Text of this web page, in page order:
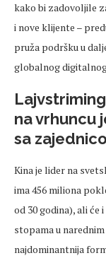
kako bi zadovoljile
i nove klijente –
pruža podršku u
globalnog
na vrhuncu
sa
Kina je lider na
ima 456 miliona
od 30 godina), ali
stopama u
najdominantnija